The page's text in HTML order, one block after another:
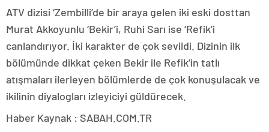
ATV dizisi ‘Zembilli’de bir araya gelen iki eski dosttan
Murat Akkoyunlu ‘Bekir’i, Ruhi Sarı ise ‘Refik’i
canlandırıyor. İki karakter de çok sevildi. Dizinin ilk
bölümünde dikkat çeken Bekir ile Refik’in tatlı
atışmaları ilerleyen bölümlerde de çok konuşulacak ve
ikilinin diyalogları izleyiciyi güldürecek.
Haber Kaynak : SABAH.COM.TR